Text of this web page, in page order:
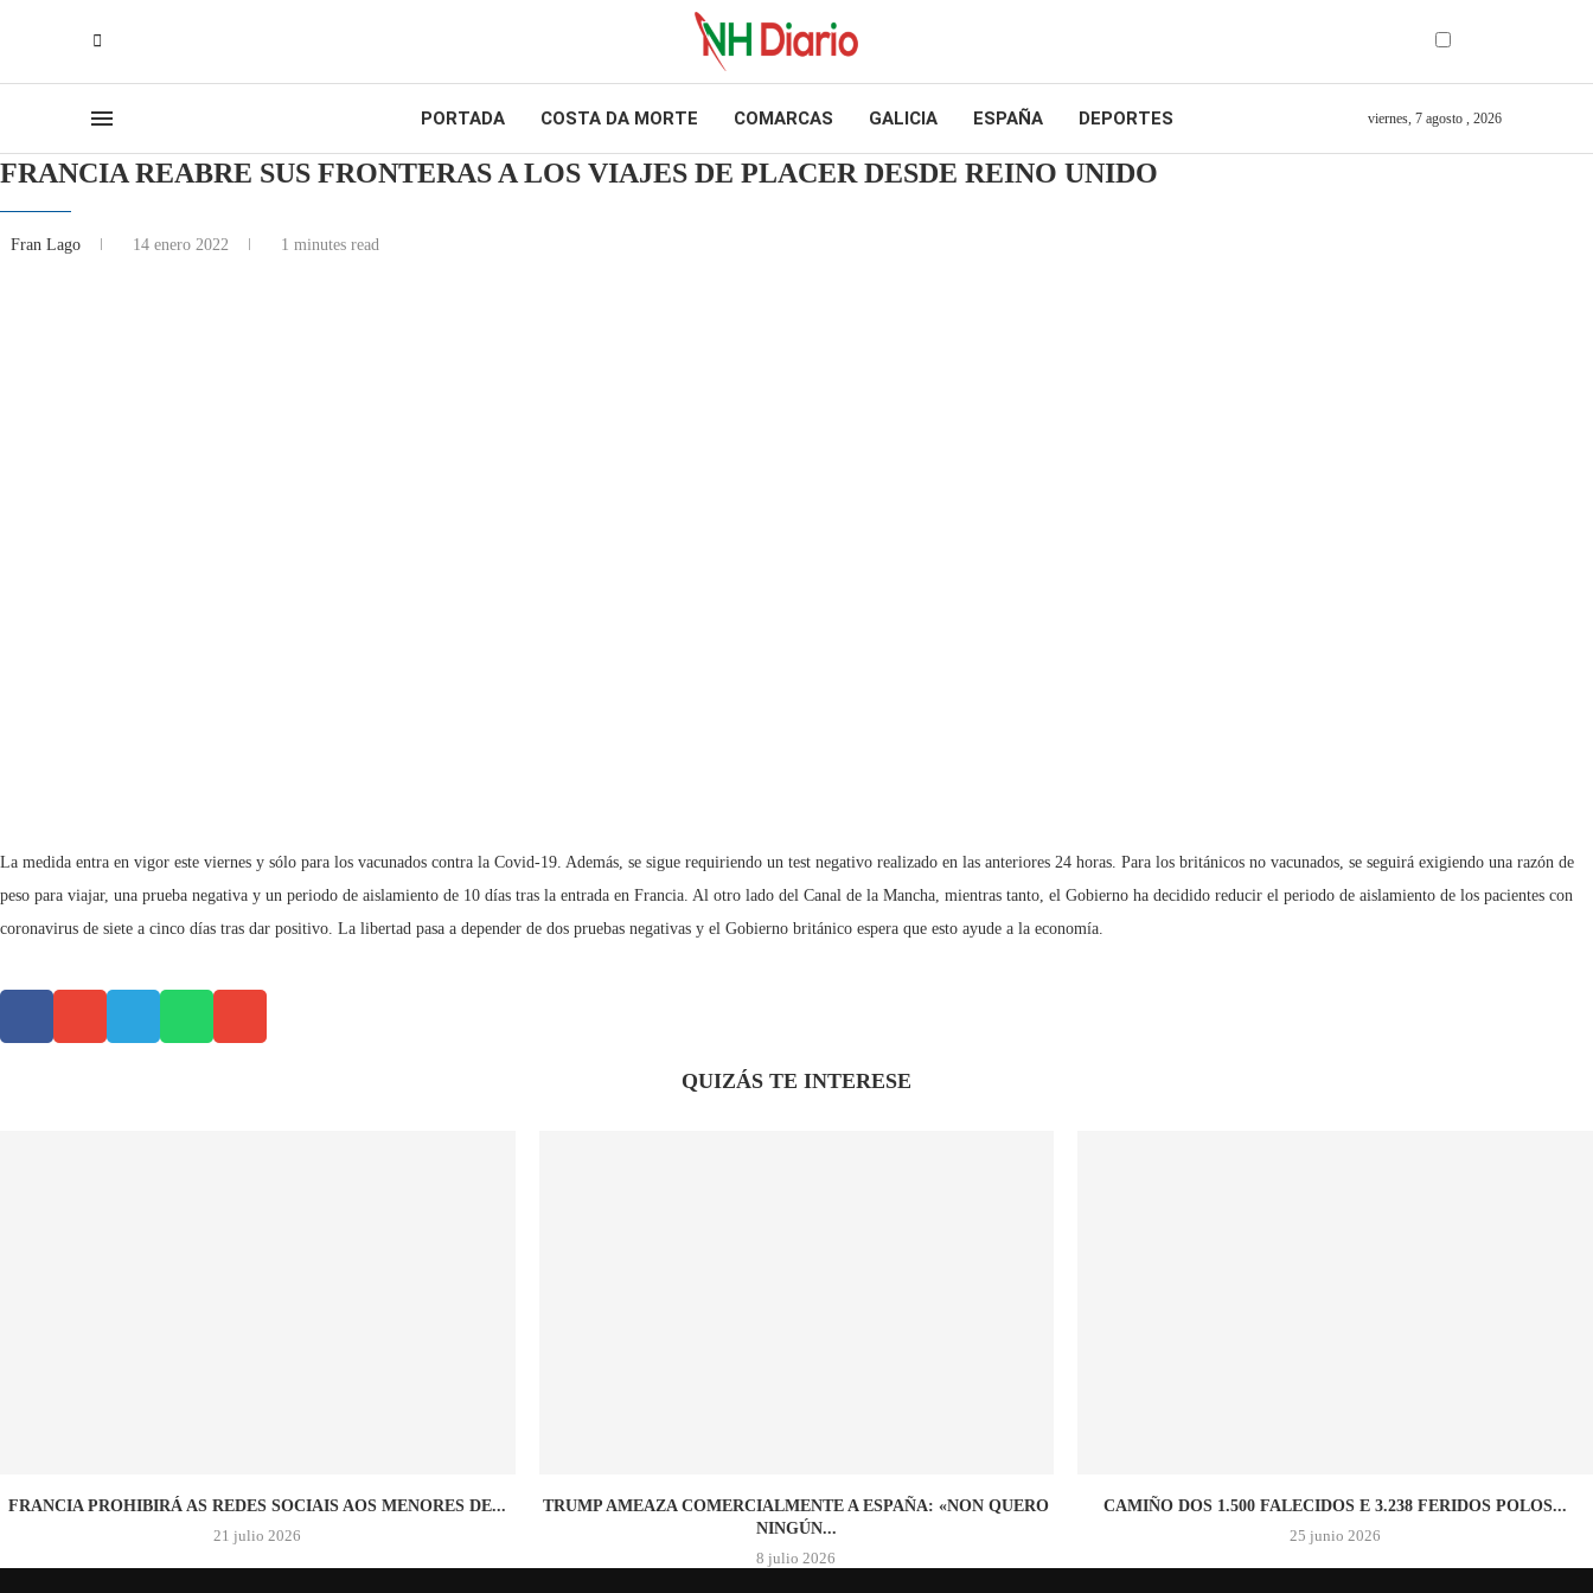
PORTADA COSTA DA MORTE COMARCAS GALICIA ESPAÑA DEPORTES viernes, 7 agosto , 2026
FRANCIA REABRE SUS FRONTERAS A LOS VIAJES DE PLACER DESDE REINO UNIDO
Fran Lago 14 enero 2022 1 minutes read
La medida entra en vigor este viernes y sólo para los vacunados contra la Covid-19. Además, se sigue requiriendo un test negativo realizado en las anteriores 24 horas. Para los británicos no vacunados, se seguirá exigiendo una razón de
peso para viajar, una prueba negativa y un periodo de aislamiento de 10 días tras la entrada en Francia. Al otro lado del Canal de la Mancha, mientras tanto, el Gobierno ha decidido reducir el periodo de aislamiento de los pacientes con
coronavirus de siete a cinco días tras dar positivo. La libertad pasa a depender de dos pruebas negativas y el Gobierno británico espera que esto ayude a la economía.
QUIZÁS TE INTERESE
FRANCIA PROHIBIRÁ AS REDES SOCIAIS AOS MENORES DE...
21 julio 2026
TRUMP AMEAZA COMERCIALMENTE A ESPAÑA: «NON QUERO
NINGÚN...
8 julio 2026
CAMIÑO DOS 1.500 FALECIDOS E 3.238 FERIDOS POLOS...
25 junio 2026